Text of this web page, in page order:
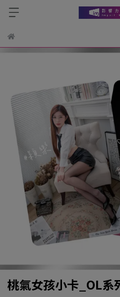
桃氣女孩小卡_OL系